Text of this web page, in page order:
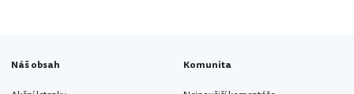
Náš obsah Komunita